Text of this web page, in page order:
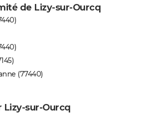
de Lizy-sur-Ourcq
(77440)
Lizy-sur-Ourcq